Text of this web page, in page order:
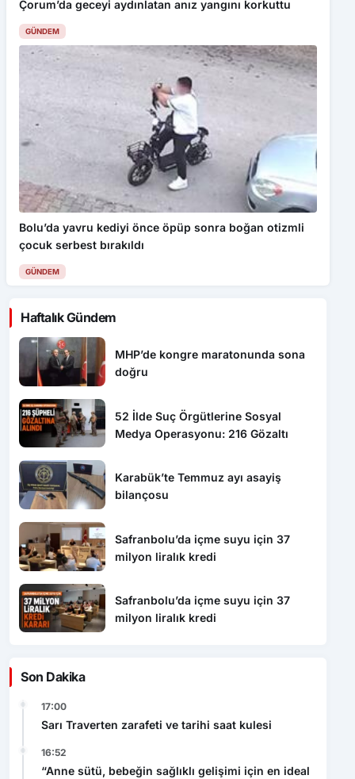
Çorum’da geceyi aydınlatan anız yangını korkuttu
GÜNDEM
Bolu’da yavru kediyi önce öpüp sonra boğan otizmli
çocuk serbest bırakıldı
GÜNDEM
Haftalık Gündem
MHP’de kongre maratonunda sona
doğru
52 İlde Suç Örgütlerine Sosyal
Medya Operasyonu: 216 Gözaltı
Karabük’te Temmuz ayı asayiş
bilançosu
Safranbolu’da içme suyu için 37
milyon liralık kredi
Safranbolu’da içme suyu için 37
milyon liralık kredi
Son Dakika
17:00
Sarı Traverten zarafeti ve tarihi saat kulesi
16:52
“Anne sütü, bebeğin sağlıklı gelişimi için en ideal